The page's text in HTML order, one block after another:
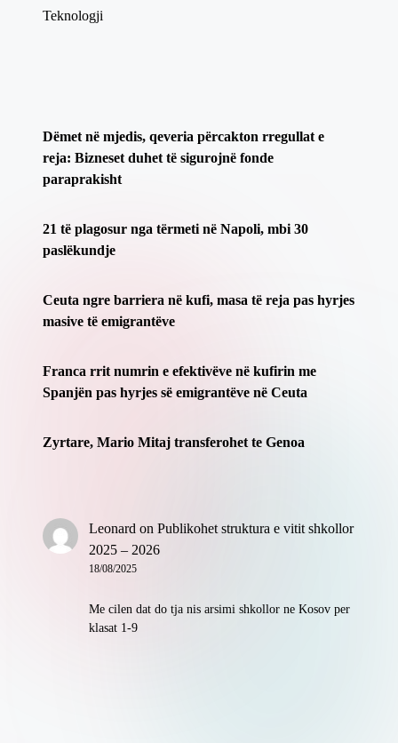
Teknologji
Dëmet në mjedis, qeveria përcakton rregullat e
reja: Bizneset duhet të sigurojnë fonde
paraprakisht
21 të plagosur nga tërmeti në Napoli, mbi 30
paslëkundje
Ceuta ngre barriera në kufi, masa të reja pas hyrjes
masive të emigrantëve
Franca rrit numrin e efektivëve në kufirin me
Spanjën pas hyrjes së emigrantëve në Ceuta
Zyrtare, Mario Mitaj transferohet te Genoa
Leonard on Publikohet struktura e vitit shkollor
2025 – 2026
18/08/2025
Me cilen dat do tja nis arsimi shkollor ne Kosov per
klasat 1-9